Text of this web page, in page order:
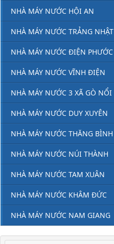
NHÀ MÁY NƯỚC HỘI AN
NHÀ MÁY NƯỚC TRẢNG NHẬT
NHÀ MÁY NƯỚC ĐIỆN PHƯỚC
NHÀ MÁY NƯỚC VĨNH ĐIỆN
NHÀ MÁY NƯỚC 3 XÃ GÒ NỔI
NHÀ MÁY NƯỚC DUY XUYÊN
NHÀ MÁY NƯỚC THĂNG BÌNH
NHÀ MÁY NƯỚC NÚI THÀNH
NHÀ MÁY NƯỚC TAM XUÂN
NHÀ MÁY NƯỚC KHÂM ĐỨC
NHÀ MÁY NƯỚC NAM GIANG